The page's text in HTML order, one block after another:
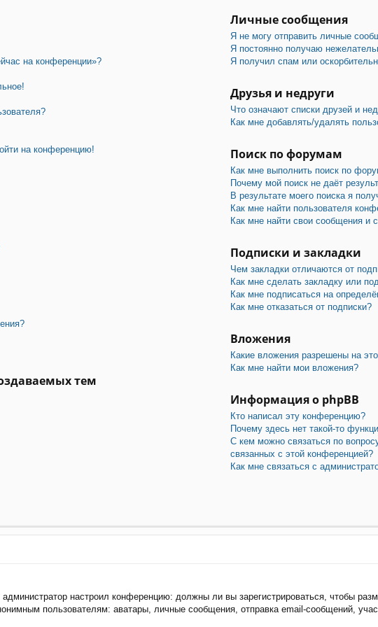
на конференции»?
на конференцию!
тем
Личные сообщения
Я не могу отправить личные
Я постоянно получаю
Я получил спам или
Друзья и недруги
Что означают списки друзей и
Как мне добавлять/удалять
Поиск по форумам
Как мне выполнить поиск по
Почему мой поиск не даёт
В результате моего поиска я
Как мне найти пользователя
Как мне найти свои сообщения и
Подписки и закладки
Чем закладки отличаются от
Как мне сделать закладку или
Как мне подписаться на
Как мне отказаться от подписки?
Вложения
Какие вложения разрешены на
Как мне найти мои вложения?
Информация о phpBB
Кто написал эту конференцию?
Почему здесь нет такой-то
С кем можно связаться по
связанных с этой конференцией?
Как мне связаться с
настроил конференцию: должны ли вы зарегистрироваться, чтобы
пользователям: аватары, личные сообщения, отправка email-сообщений,